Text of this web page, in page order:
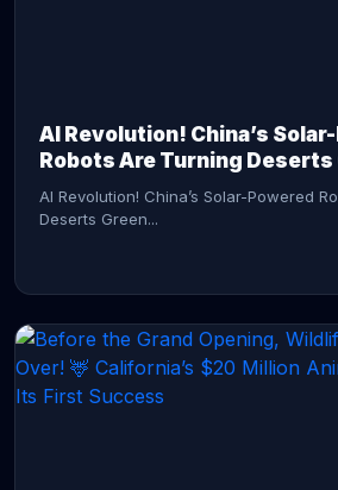
AI Revolution! China’s
Robots Are Turning Deserts
AI Revolution! China’s Solar-Powered
Deserts Green...